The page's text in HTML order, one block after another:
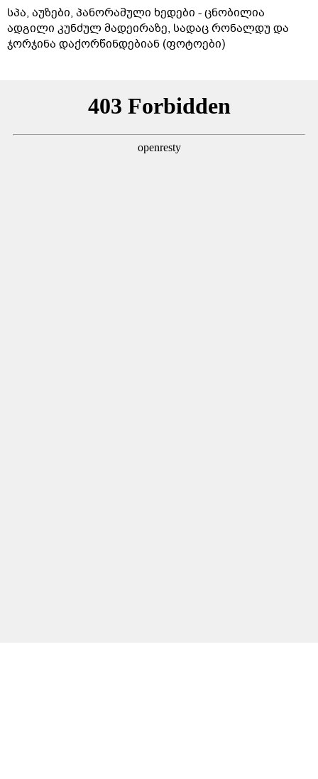
სპა, აუზები, პანორამული ხედები - ცნობილია
ადგილი კუნძულ მადეირაზე, სადაც რონალდუ და
ჯორჯინა დაქორწინდებიან (ფოტოები)